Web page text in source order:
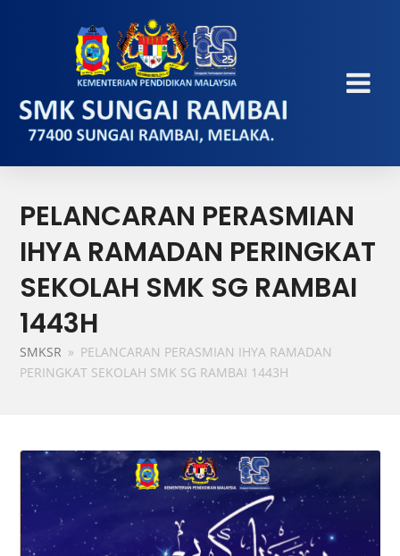
PELANCARAN PERASMIAN
IHYA RAMADAN PERINGKAT
SEKOLAH SMK SG RAMBAI
1443H
SMKSR » PELANCARAN PERASMIAN IHYA RAMADAN
PERINGKAT SEKOLAH SMK SG RAMBAI 1443H